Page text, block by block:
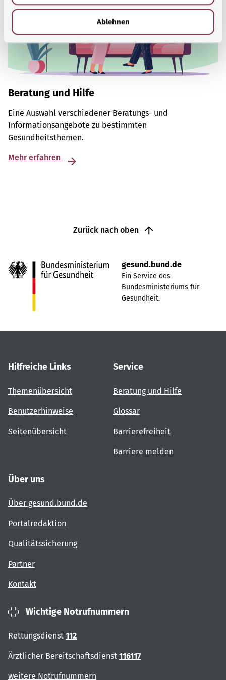
Ablehnen
Beratung und Hilfe
Eine Auswahl verschiedener Beratungs- und
Informationsangebote zu bestimmten
Gesundheitsthemen.
Mehr erfahren
Zurück nach oben
gesund.bund.de
Ein Service des
Bundesministeriums für
Gesundheit.
Hilfreiche Links
Themenübersicht
Benutzerhinweise
Seitenübersicht
Service
Beratung und Hilfe
Glossar
Barrierefreiheit
Barriere melden
Über uns
Über gesund.bund.de
Portalredaktion
Qualitätssicherung
Partner
Kontakt
Wichtige Notrufnummern
Rettungsdienst 112
Ärztlicher Bereitschaftsdienst 116117
weitere Notrufnummern